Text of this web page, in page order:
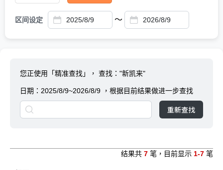
区间设定 ～
您正使用「精准查找」， 查找："新凯来"
日期： 2025/8/9~2026/8/9 ，根据目前结果做进一步查找
重新查找
结果共 7 笔，目前显示 1-7 笔